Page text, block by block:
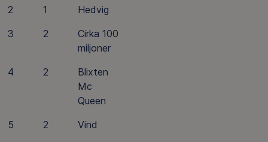
2
1
Hedvig
3
2
Cirka 100
miljoner
4
2
Blixten
Mc
Queen
5
2
Vind